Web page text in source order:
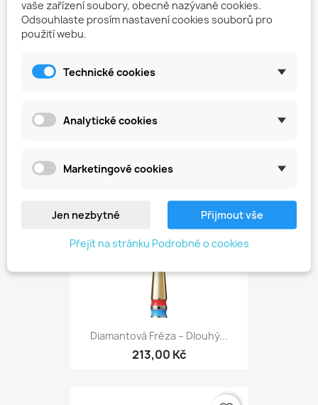
Diamantová Fréza – Dlouhý...
213,00 Kč
vaše zařízení soubory, obecně nazývané cookies.
Odsouhlaste prosím nastavení cookies souborů pro
použití webu.
Technické cookies
Analytické cookies
Marketingové cookies
Jen nezbytné Přijmout vše
Přejít na stránku Podrobně o cookies